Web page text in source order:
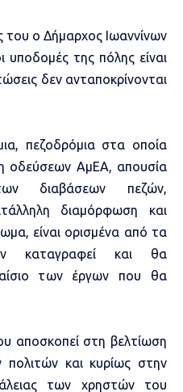
ο Δήμαρχος Ιωαννίνων
της πόλης είναι
δεν ανταποκρίνονται
πεζοδρόμια στα οποία
οδεύσεων ΑμΕΑ, απουσία
διαβάσεων πεζών,
διαμόρφωση και
είναι ορισμένα από τα
καταγραφεί και θα
των έργων που θα
αποσκοπεί στη βελτίωση
πολιτών και κυρίως στην
των χρηστών του